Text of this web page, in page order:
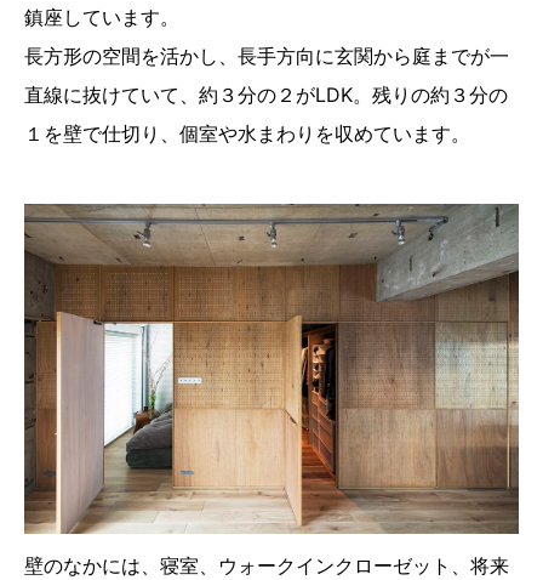
鎮座しています。
長方形の空間を活かし、長手方向に玄関から庭までが一
直線に抜けていて、約３分の２がLDK。残りの約３分の
１を壁で仕切り、個室や水まわりを収めています。
壁のなかには、寝室、ウォークインクローゼット、将来